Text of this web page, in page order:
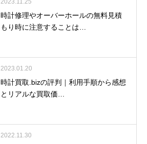
2023.11.25
時計修理やオーバーホールの無料見積
もり時に注意することは…
2023.01.20
時計買取.bizの評判｜利用手順から感想
とリアルな買取価…
2022.11.30